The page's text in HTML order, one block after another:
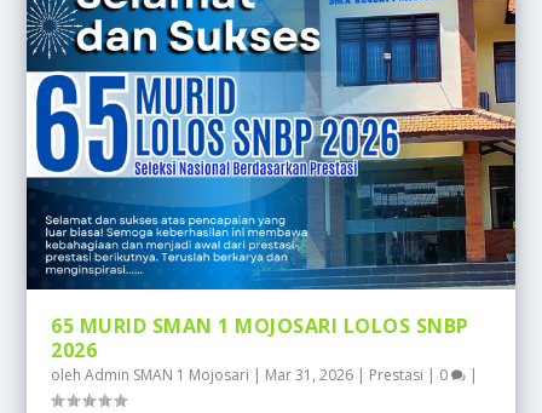
65 MURID SMAN 1 MOJOSARI LOLOS SNBP
2026
olehAdmin SMAN 1 Mojosari | Mar 31, 2026 | Prestasi | 0 |